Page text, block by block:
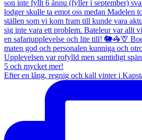
Efter en lång, regnig och kall vinter i